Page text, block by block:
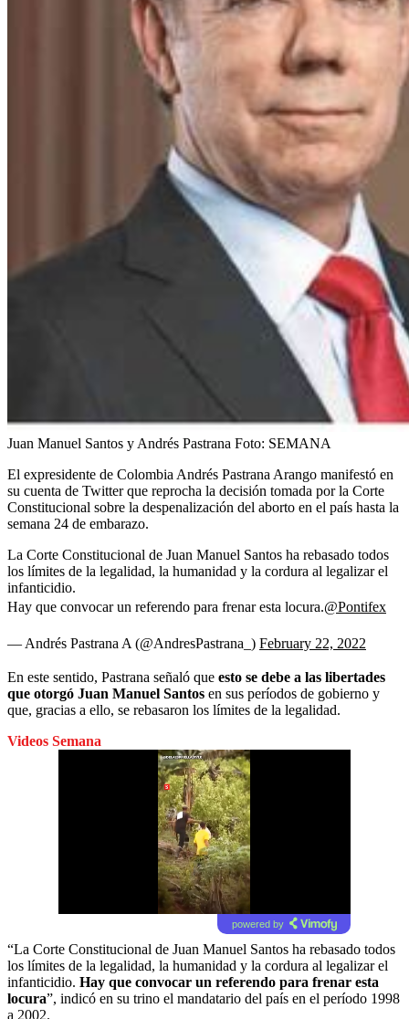
Juan Manuel Santos y Andrés Pastrana Foto: SEMANA
El expresidente de Colombia Andrés Pastrana Arango manifestó en
su cuenta de Twitter que reprocha la decisión tomada por la Corte
Constitucional sobre la despenalización del aborto en el país hasta la
semana 24 de embarazo.
La Corte Constitucional de Juan Manuel Santos ha rebasado todos
los límites de la legalidad, la humanidad y la cordura al legalizar el
infanticidio.
Hay que convocar un referendo para frenar esta locura.@Pontifex
— Andrés Pastrana A (@AndresPastrana_) February 22, 2022
En este sentido, Pastrana señaló que esto se debe a las libertades
que otorgó Juan Manuel Santos en sus períodos de gobierno y
que, gracias a ello, se rebasaron los límites de la legalidad.
Videos Semana
powered by
“La Corte Constitucional de Juan Manuel Santos ha rebasado todos
los límites de la legalidad, la humanidad y la cordura al legalizar el
infanticidio. Hay que convocar un referendo para frenar esta
locura”, indicó en su trino el mandatario del país en el período 1998
a 2002.